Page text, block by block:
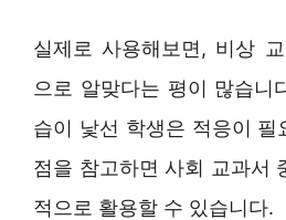
실제로 사용해보면, 비상
으로 알맞다는 평이 많습니
습이 낯선 학생은 적응이 필
점을 참고하면 사회 교과서
적으로 활용할 수 있습니다.